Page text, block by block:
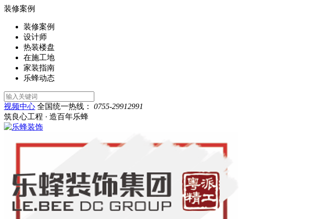
装修案例
装修案例
设计师
热装楼盘
在施工地
家装指南
乐蜂动态
视频中心 全国统一热线：
0755-29912991
筑良心工程 · 造百年乐蜂